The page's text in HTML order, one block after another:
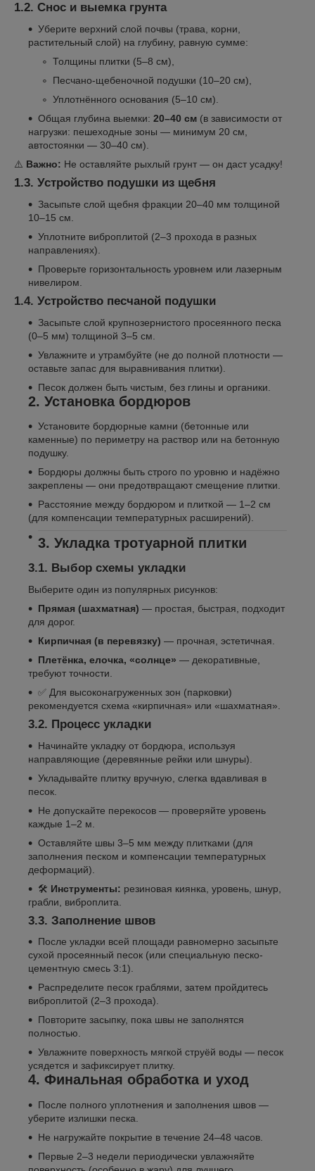
1.2. Снос и выемка грунта
Уберите верхний слой почвы (трава, корни,
растительный слой) на глубину, равную сумме:
Толщины плитки (5–8 см),
Песчано-щебеночной подушки (10–20 см),
Уплотнённого основания (5–10 см).
Общая глубина выемки: 20–40 см (в зависимости от
нагрузки: пешеходные зоны — минимум 20 см,
автостоянки — 30–40 см).
⚠️ Важно: Не оставляйте рыхлый грунт — он даст усадку!
1.3. Устройство подушки из щебня
Засыпьте слой щебня фракции 20–40 мм толщиной
10–15 см.
Уплотните виброплитой (2–3 прохода в разных
направлениях).
Проверьте горизонтальность уровнем или лазерным
нивелиром.
1.4. Устройство песчаной подушки
Засыпьте слой крупнозернистого просеянного песка
(0–5 мм) толщиной 3–5 см.
Увлажните и утрамбуйте (не до полной плотности —
оставьте запас для выравнивания плитки).
Песок должен быть чистым, без глины и органики.
2. Установка бордюров
Установите бордюрные камни (бетонные или
каменные) по периметру на раствор или на бетонную
подушку.
Бордюры должны быть строго по уровню и надёжно
закреплены — они предотвращают смещение плитки.
Расстояние между бордюром и плиткой — 1–2 см
(для компенсации температурных расширений).
3. Укладка тротуарной плитки
3.1. Выбор схемы укладки
Выберите один из популярных рисунков:
Прямая (шахматная) — простая, быстрая, подходит
для дорог.
Кирпичная (в перевязку) — прочная, эстетичная.
Плетёнка, елочка, «солнце» — декоративные,
требуют точности.
✅ Для высоконагруженных зон (парковки)
рекомендуется схема «кирпичная» или «шахматная».
3.2. Процесс укладки
Начинайте укладку от бордюра, используя
направляющие (деревянные рейки или шнуры).
Укладывайте плитку вручную, слегка вдавливая в
песок.
Не допускайте перекосов — проверяйте уровень
каждые 1–2 м.
Оставляйте швы 3–5 мм между плитками (для
заполнения песком и компенсации температурных
деформаций).
🛠 Инструменты: резиновая киянка, уровень, шнур,
грабли, виброплита.
3.3. Заполнение швов
После укладки всей площади равномерно засыпьте
сухой просеянный песок (или специальную песко-
цементную смесь 3:1).
Распределите песок граблями, затем пройдитесь
виброплитой (2–3 прохода).
Повторите засыпку, пока швы не заполнятся
полностью.
Увлажните поверхность мягкой струёй воды — песок
усядется и зафиксирует плитку.
4. Финальная обработка и уход
После полного уплотнения и заполнения швов —
уберите излишки песка.
Не нагружайте покрытие в течение 24–48 часов.
Первые 2–3 недели периодически увлажняйте